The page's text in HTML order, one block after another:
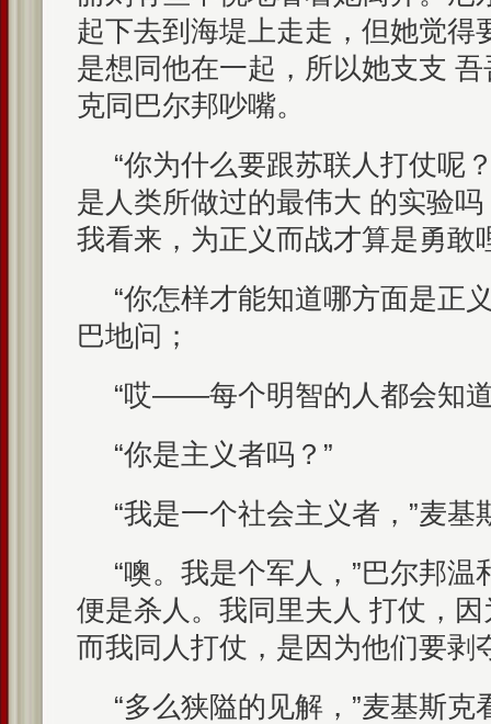
起下去到海堤上走走，但她觉得
是想同他在一起，所以她支支
克同巴尔邦吵嘴。
“你为什么要跟苏联人打仗呢
是人类所做过的最伟大 的实验
我看来，为正义而战才算是勇敢
“你怎样才能知道哪方面是正
巴地问；
“哎——每个明智的人都会知
“你是主义者吗？”
“我是一个社会主义者，”麦基
“噢。我是个军人，”巴尔邦温
便是杀人。我同里夫人 打仗，
而我同人打仗，是因为他们要剥
“多么狭隘的见解，”麦基斯